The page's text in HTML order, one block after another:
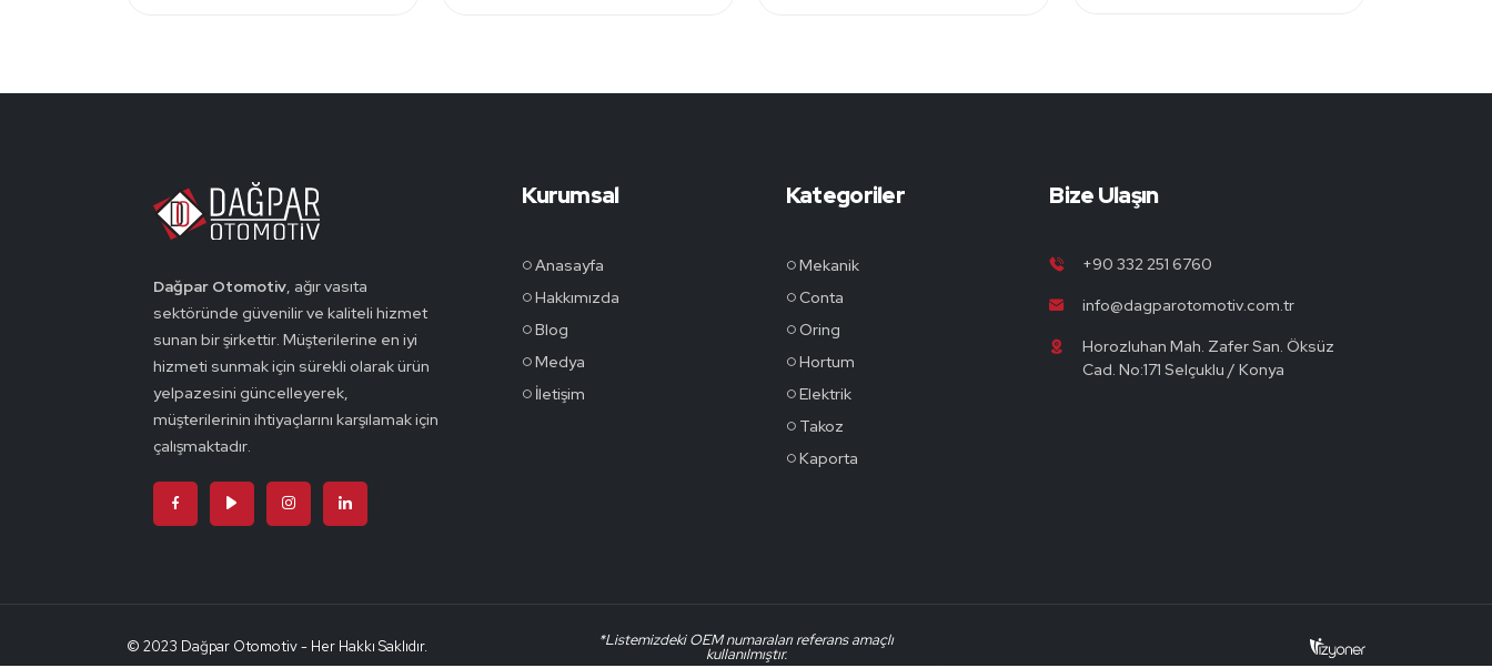
Dağpar Otomotiv, ağır vasıta
sektöründe güvenilir ve kaliteli hizmet
sunan bir şirkettir. Müşterilerine en iyi
hizmeti sunmak için sürekli olarak ürün
yelpazesini güncelleyerek,
müşterilerinin ihtiyaçlarını karşılamak için
çalışmaktadır.
Kurumsal
Anasayfa
Hakkımızda
Blog
Medya
İletişim
Kategoriler
Mekanik
Conta
Oring
Hortum
Elektrik
Takoz
Kaporta
Bize Ulaşın
+90 332 251 6760
info@dagparotomotiv.com.tr
Horozluhan Mah. Zafer San. Öksüz
Cad. No:171 Selçuklu / Konya
© 2023 Dağpar Otomotiv - Her Hakkı Saklıdır. *Listemizdeki OEM numaraları referans amaçlı
kullanılmıştır.